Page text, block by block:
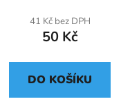
41 Kč bez DPH
50 Kč
DO KOŠÍKU